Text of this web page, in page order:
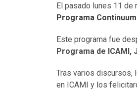
El pasado lunes 11 de
Programa Continuum
Este programa fue
Programa de ICAMI,
Tras varios discursos, l
en ICAMI y los